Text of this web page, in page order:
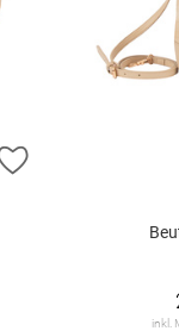
ZUR
inkl.